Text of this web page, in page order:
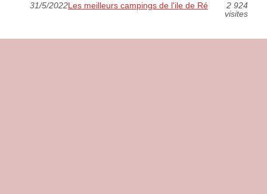
31/5/2022Les meilleurs campings de l'ile de Ré
2 924
visites